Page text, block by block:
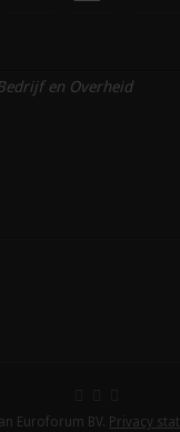
en Overheid
Euroforum BV. Privacy